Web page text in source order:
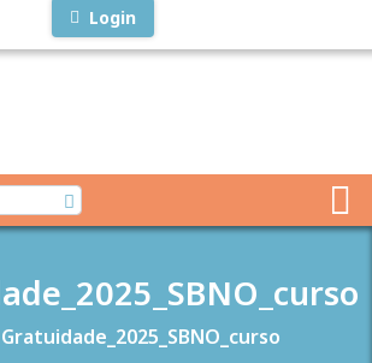
Login
Gratuidade_2025_SBNO_curso